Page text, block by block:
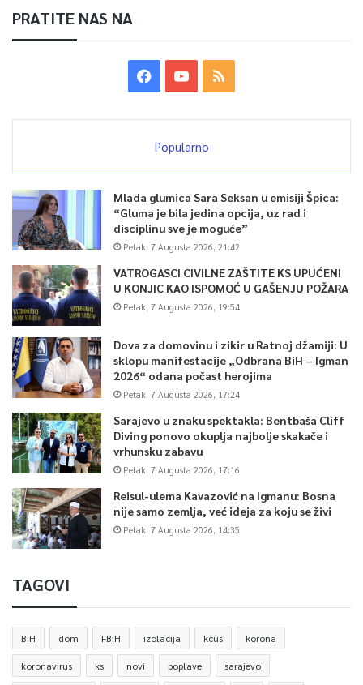
PRATITE NAS NA
Popularno
Mlada glumica Sara Seksan u emisiji Špica:
“Gluma je bila jedina opcija, uz rad i
disciplinu sve je moguće”
Petak, 7 Augusta 2026, 21:42
VATROGASCI CIVILNE ZAŠTITE KS UPUĆENI
U KONJIC KAO ISPOMOĆ U GAŠENJU POŽARA
Petak, 7 Augusta 2026, 19:54
Dova za domovinu i zikir u Ratnoj džamiji: U
sklopu manifestacije „Odbrana BiH – Igman
2026“ odana počast herojima
Petak, 7 Augusta 2026, 17:24
Sarajevo u znaku spektakla: Bentbaša Cliff
Diving ponovo okuplja najbolje skakače i
vrhunsku zabavu
Petak, 7 Augusta 2026, 17:16
Reisul-ulema Kavazović na Igmanu: Bosna
nije samo zemlja, već ideja za koju se živi
Petak, 7 Augusta 2026, 14:35
TAGOVI
BiH dom FBiH izolacija kcus korona
koronavirus ks novi poplave sarajevo